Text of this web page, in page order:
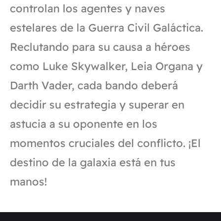
controlan los agentes y naves
estelares de la Guerra Civil Galáctica.
Reclutando para su causa a héroes
como Luke Skywalker, Leia Organa y
Darth Vader, cada bando deberá
decidir su estrategia y superar en
astucia a su oponente en los
momentos cruciales del conflicto. ¡El
destino de la galaxia está en tus
manos!